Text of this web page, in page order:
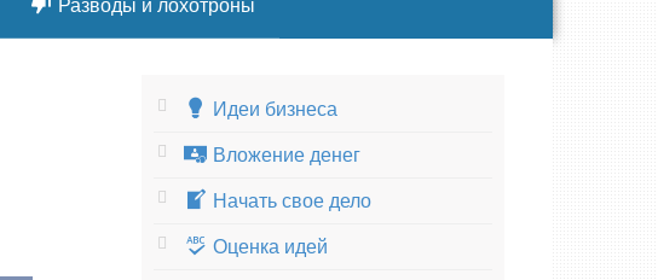
Разводы и лохотроны
Идеи бизнеса
Вложение денег
Начать свое дело
Оценка идей